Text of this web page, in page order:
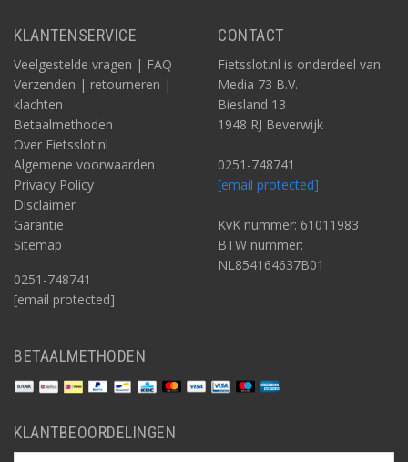
KLANTENSERVICE
Veelgestelde vragen | FAQ
Verzenden | retourneren |
klachten
Betaalmethoden
Over Fietsslot.nl
Algemene voorwaarden
Privacy Policy
Disclaimer
Garantie
Sitemap
0251-748741
[email protected]
CONTACT
Fietsslot.nl is onderdeel van
Media 73 B.V.
Biesland 13
1948 RJ Beverwijk
0251-748741
[email protected]
KvK nummer: 61011983
BTW nummer:
NL854164637B01
BETAALMETHODEN
KLANTBEOORDELINGEN